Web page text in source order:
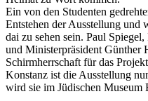
Ein von den Studenten
Entstehen der Ausstellung
dai zu sehen sein. Paul
und Ministerpräsident Günther
Schirmherrschaft für das
Konstanz ist die Ausstellung
wird sie im Jüdischen Museum